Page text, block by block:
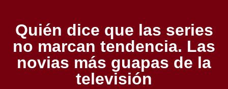
Quién dice que las series
no marcan tendencia. Las
novias más guapas de la
televisión